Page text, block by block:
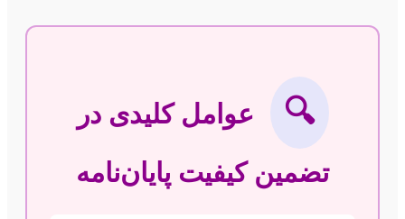
🔍
عوامل کلیدی در
تضمین کیفیت پایان‌نامه